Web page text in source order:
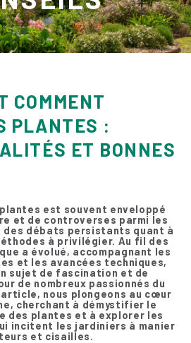
COMMENT
PLANTES :
ET BONNES
est souvent enveloppé
et de controverses parmi les
débats persistants quant à
à privilégier. Au fil des
a évolué, accompagnant les
et les avancées techniques,
sujet de fascination et de
de nombreux passionnés du
nous plongeons au cœur
cherchant à démystifier le
des plantes et à explorer les
incitent les jardiniers à manier
et cisailles.